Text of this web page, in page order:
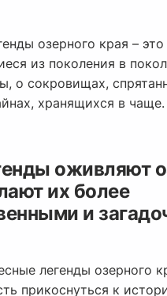
озерного края –
из поколения в
о сокровищах,
хранящихся в чаще.
оживляют
их более
и
легенды озерного
прикоснуться к